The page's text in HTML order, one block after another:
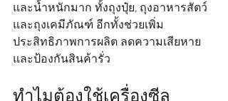
และน้ำหนักมาก ทั้งถุงปุ๋ย, ถุงอาหารสัตว์
และถุงเคมีภัณฑ์ อีกทั้งช่วยเพิ่ม
ประสิทธิภาพการผลิต ลดความเสียหาย
และป้องกันสินค้ารั่ว